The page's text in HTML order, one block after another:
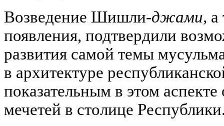
Возведение Шишли-джами, а
появления, подтвердили
развития самой темы
в архитектуре
показательным в этом
мечетей в столице